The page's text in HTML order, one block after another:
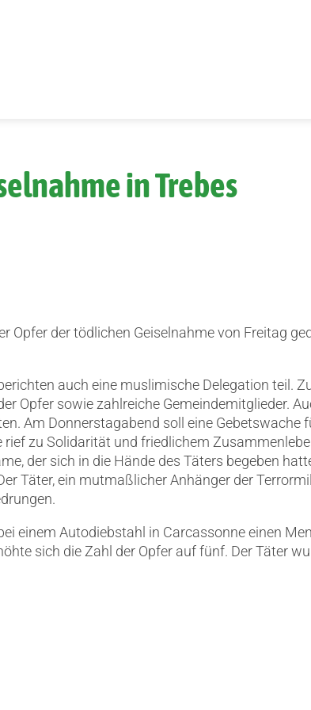
in Trebes
Opfer der tödlichen Geiselnahme von Freitag
auch eine muslimische Delegation teil.
Opfer sowie zahlreiche Gemeindemitglieder.
Am Donnerstagabend soll eine Gebetswache
zu Solidarität und friedlichem
der sich in die Hände des Täters begeben
Täter, ein mutmaßlicher Anhänger der
einem Autodiebstahl in Carcassonne einen
sich die Zahl der Opfer auf fünf. Der Täter